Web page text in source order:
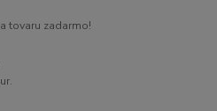
tovaru zadarmo!